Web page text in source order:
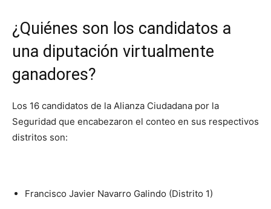
¿Quiénes son los candidatos a
una diputación virtualmente
ganadores?
Los 16 candidatos de la Alianza Ciudadana por la
Seguridad que encabezaron el conteo en sus respectivos
distritos son:
Francisco Javier Navarro Galindo (Distrito 1)